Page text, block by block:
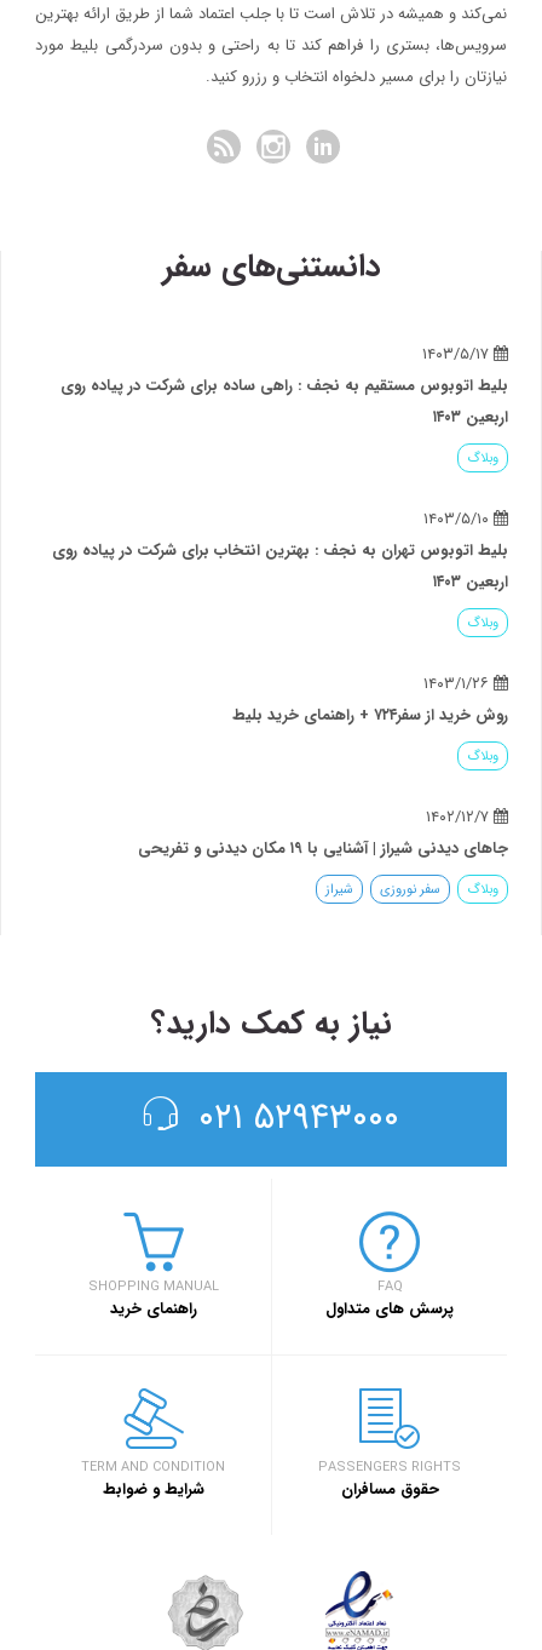
نمی‌کند و همیشه در تلاش است تا با جلب اعتماد شما از طریق ارائه بهترین
سرویس‌ها، بستری را فراهم کند تا به راحتی و بدون سردرگمی بلیط مورد
نیازتان را برای مسیر دلخواه انتخاب و رزرو کنید.
دانستنی‌های سفر
بلیط اتوبوس مستقیم به نجف : راهی ساده برای شرکت در پیاده روی
اربعین ۱۴۰۳
وبلاگ
بلیط اتوبوس تهران به نجف : بهترین انتخاب برای شرکت در پیاده روی
اربعین ۱۴۰۳
وبلاگ
روش خرید از سفر۷۲۴ + راهنمای خرید بلیط
وبلاگ
جاهای دیدنی شیراز | آشنایی با ۱۹ مکان دیدنی و تفریحی
وبلاگ سفر نوروزی شیراز
نیاز به کمک دارید؟
۵۲۹۴۳۰۰۰ ۰۲۱
SHOPPING MANUAL
راهنمای خرید
FAQ
پرسش های متداول
TERM AND CONDITION
شرایط و ضوابط
PASSENGERS RIGHTS
حقوق مسافران